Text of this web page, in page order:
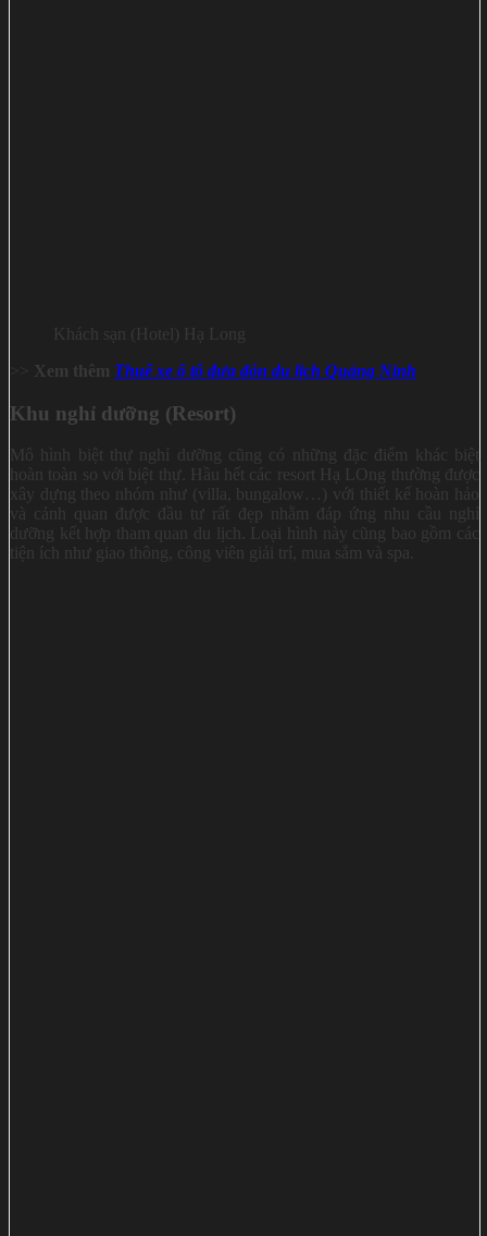
Khách sạn (Hotel) Hạ Long
Xem thêm Thuê xe ô tô đưa đón du lịch Quảng Ninh
Khu nghỉ dưỡng (Resort)
Mô hình biệt thự nghỉ dưỡng cũng có những đặc điểm khác biệt
hoàn toàn so với biệt thự. Hầu hết các resort Hạ LOng thường được
xây dựng theo nhóm như (villa, bungalow…) với thiết kế hoàn hảo
và cảnh quan được đầu tư rất đẹp nhằm đáp ứng nhu cầu nghỉ
dưỡng kết hợp tham quan du lịch. Loại hình này cũng bao gồm các
tiện ích như giao thông, công viên giải trí, mua sắm và spa.